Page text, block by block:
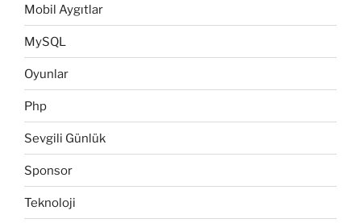
Mobil Aygıtlar
MySQL
Oyunlar
Php
Sevgili Günlük
Sponsor
Teknoloji